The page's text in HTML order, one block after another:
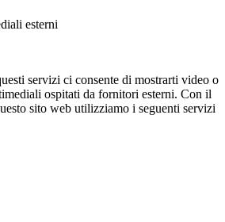
esterni
servizi ci consente di mostrarti video o
ospitati da fornitori esterni. Con il
sito web utilizziamo i seguenti servizi